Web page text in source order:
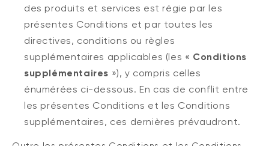
des produits et services est régie par les
présentes Conditions et par toutes les
directives, conditions ou règles
supplémentaires applicables (les « Conditions
supplémentaires »), y compris celles
énumérées ci-dessous. En cas de conflit entre
les présentes Conditions et les Conditions
supplémentaires, ces dernières prévaudront.